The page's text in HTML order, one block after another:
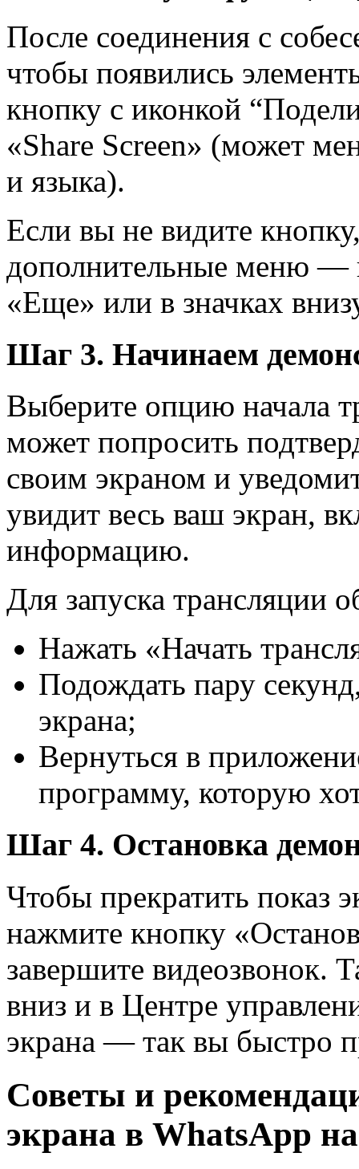
После соединения с
чтобы появились
кнопку с иконкой
«Share Screen» (может
и языка).
Если вы не видите
дополнительные меню —
«Еще» или в значках
Шаг 3. Начинаем
Выберите опцию начала
может попросить
своим экраном и
увидит весь ваш экран,
информацию.
Для запуска трансляции
Нажать «Начать
Подождать пару
экрана;
Вернуться в
программу, которую
Шаг 4. Остановка
Чтобы прекратить показ
нажмите кнопку
завершите видеозвонок.
вниз и в Центре
экрана — так вы быстро
Советы и
экрана в WhatsApp